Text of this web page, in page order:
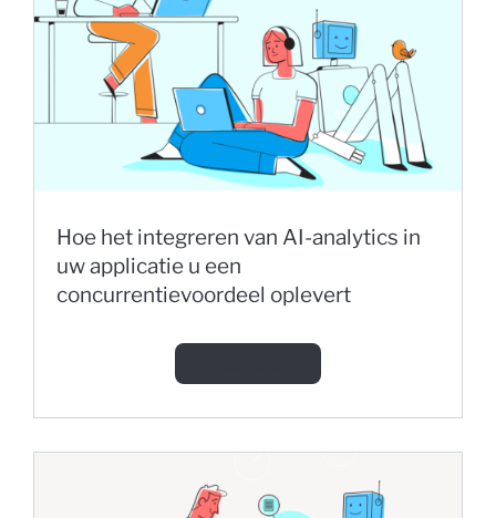
Hoe het integreren van AI-analytics in
uw applicatie u een
concurrentievoordeel oplevert